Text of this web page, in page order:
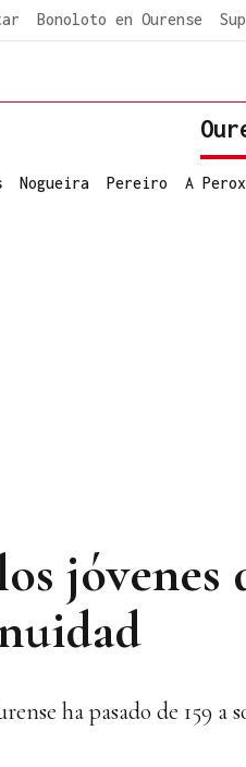
Bonoloto en Ourense
Nogueira Pereiro A
ha pasado de 159 a